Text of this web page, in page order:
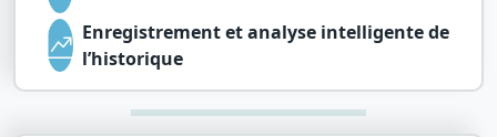
Enregistrement et analyse intelligente de
l’historique